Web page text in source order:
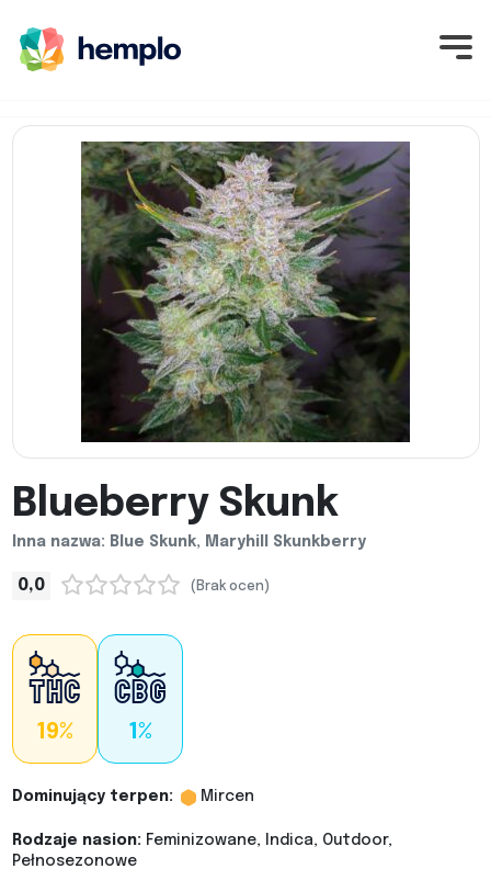
Blueberry Skunk
Inna nazwa: Blue Skunk, Maryhill Skunkberry
0,0 (Brak ocen)
19% 1%
Dominujący terpen: Mircen
Rodzaje nasion: Feminizowane, Indica, Outdoor,
Pełnosezonowe